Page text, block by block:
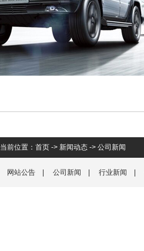
当前位置： 首页 -> 新闻动态 -> 公司新闻
网站公告 公司新闻 行业新闻